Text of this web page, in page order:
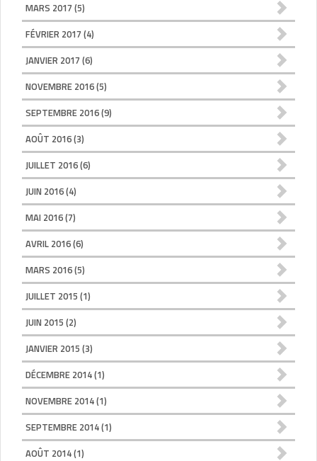
MARS 2017 (5)
FÉVRIER 2017 (4)
JANVIER 2017 (6)
NOVEMBRE 2016(5)
SEPTEMBRE 2016(9)
AOÛT 2016(3)
JUILLET 2016(6)
JUIN 2016(4)
MAI 2016(7)
AVRIL 2016(6)
MARS 2016(5)
JUILLET 2015 (1)
JUIN 2015 (2)
JANVIER 2015 (3)
DÉCEMBRE 2014(1)
NOVEMBRE 2014(1)
SEPTEMBRE 2014(1)
AOÛT 2014(1)